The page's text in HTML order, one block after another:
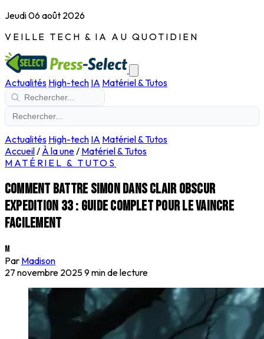
Jeudi 06 août 2026
VEILLE TECH & IA AU QUOTIDIEN
Actualités High-tech IA Matériel & Tutos
Actualités High-tech IA Matériel & Tutos
Accueil/ À la une/ Matériel & Tutos
MATÉRIEL & TUTOS
Comment battre Simon dans Clair Obscur
Expedition 33 : guide complet pour le vaincre
facilement
M
Par Madison
27 novembre 20259 min de lecture